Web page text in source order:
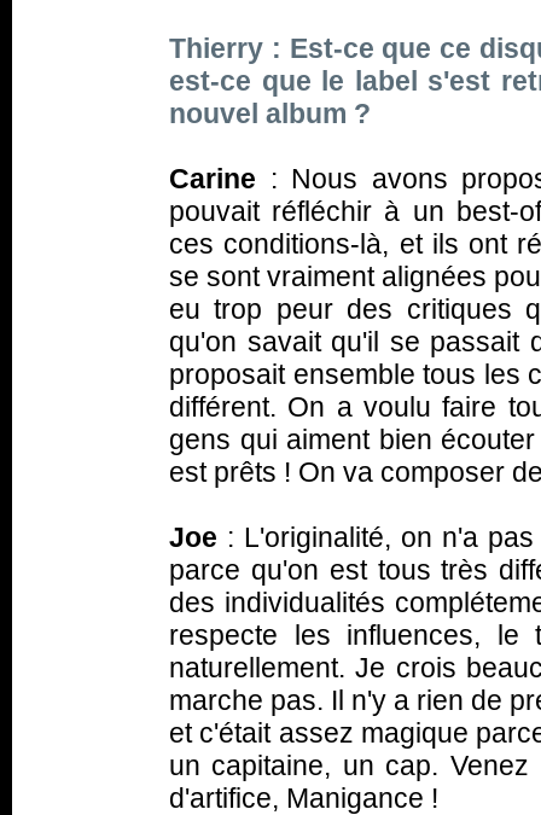
Thierry : Est-ce que ce
est-ce que le label s'est
nouvel album ?
Carine : Nous avons
pouvait réfléchir à un best-
ces conditions-là, et ils ont
se sont vraiment alignées
eu trop peur des critiques
qu'on savait qu'il se passait
proposait ensemble tous les
différent. On a voulu faire
gens qui aiment bien
est prêts ! On va composer
Joe : L'originalité, on n'a
parce qu'on est tous très
des individualités
respecte les influences,
naturellement. Je crois
marche pas. Il n'y a rien de
et c'était assez magique
un capitaine, un cap.
d'artifice, Manigance !